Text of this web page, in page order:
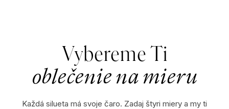
Vybereme Ti
oblečenie na mieru
Každá silueta má svoje čaro. Zadaj štyri miery a my ti